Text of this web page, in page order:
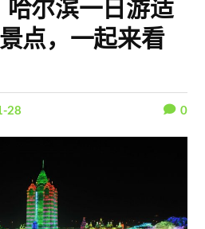
尔滨一日游适
点，一起来看
28 0